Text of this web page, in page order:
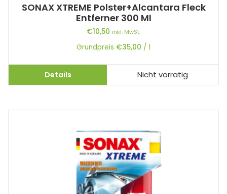
SONAX XTREME Polster+Alcantara Fleck
Entferner 300 Ml
€10,50 inkl. MwSt.
Grundpreis €35,00 / l
Details Nicht vorrätig